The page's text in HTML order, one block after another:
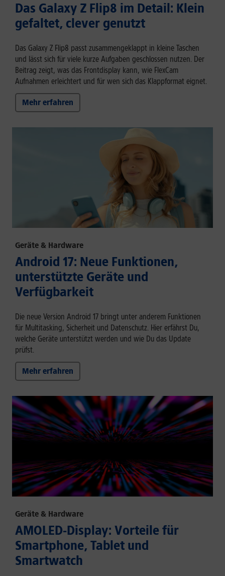
Das Galaxy Z Flip8 im Detail: Klein
gefaltet, clever genutzt
Das Galaxy Z Flip8 passt zusammengeklappt in kleine Taschen
und lässt sich für viele kurze Aufgaben geschlossen nutzen. Der
Beitrag zeigt, was das Frontdisplay kann, wie FlexCam
Aufnahmen erleichtert und für wen sich das Klappformat eignet.
Mehr erfahren
Geräte & Hardware
Android 17: Neue Funktionen,
unterstützte Geräte und
Verfügbarkeit
Die neue Version Android 17 bringt unter anderem Funktionen
für Multitasking, Sicherheit und Datenschutz. Hier erfährst Du,
welche Geräte unterstützt werden und wie Du das Update
prüfst.
Mehr erfahren
Geräte & Hardware
AMOLED-Display: Vorteile für
Smartphone, Tablet und
Smartwatch